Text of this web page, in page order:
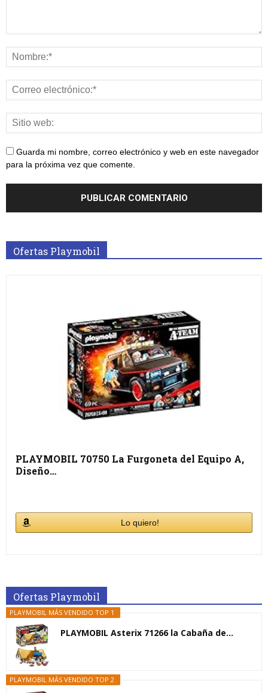
Guarda mi nombre, correo electrónico y web en este navegador
para la próxima vez que comente.
Ofertas Playmobil
PLAYMOBIL 70750 La Furgoneta del Equipo A,
Diseño…
Lo quiero!
Ofertas Playmobil
PLAYMOBIL MÁS VENDIDO TOP 1
PLAYMOBIL Asterix 71266 la Cabaña de...
PLAYMOBIL MÁS VENDIDO TOP 2